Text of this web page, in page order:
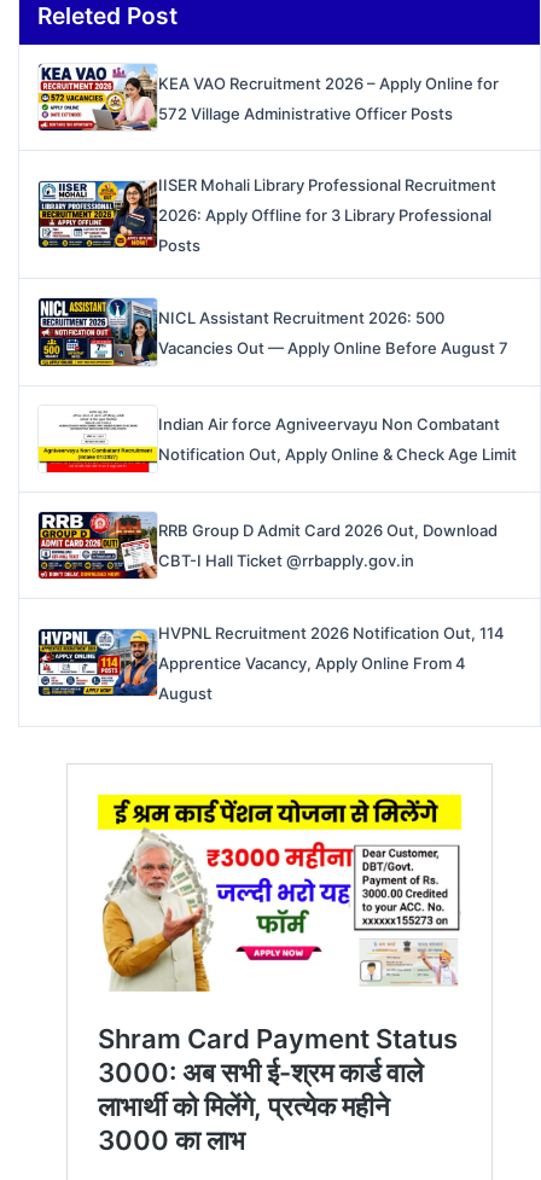
Releted Post
KEA VAO Recruitment 2026 – Apply Online for
572 Village Administrative Officer Posts
IISER Mohali Library Professional Recruitment
2026: Apply Offline for 3 Library Professional
Posts
NICL Assistant Recruitment 2026: 500
Vacancies Out — Apply Online Before August 7
Indian Air force Agniveervayu Non Combatant
Notification Out, Apply Online & Check Age Limit
RRB Group D Admit Card 2026 Out, Download
CBT-I Hall Ticket @rrbapply.gov.in
HVPNL Recruitment 2026 Notification Out, 114
Apprentice Vacancy, Apply Online From 4
August